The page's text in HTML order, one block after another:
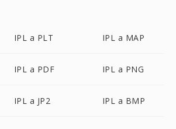
IPL a PLT IPL a MAP
IPL a PDF IPL a PNG
IPL a JP2 IPL a BMP